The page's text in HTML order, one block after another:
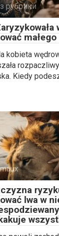
рубрики
kobieta
Kiedy
lwa w